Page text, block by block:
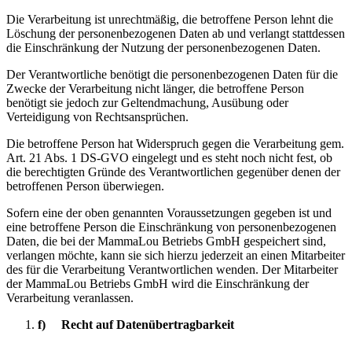
Die Verarbeitung ist unrechtmäßig, die betroffene Person lehnt die
Löschung der personenbezogenen Daten ab und verlangt stattdessen
die Einschränkung der Nutzung der personenbezogenen Daten.
Der Verantwortliche benötigt die personenbezogenen Daten für die
Zwecke der Verarbeitung nicht länger, die betroffene Person
benötigt sie jedoch zur Geltendmachung, Ausübung oder
Verteidigung von Rechtsansprüchen.
Die betroffene Person hat Widerspruch gegen die Verarbeitung gem.
Art. 21 Abs. 1 DS-GVO eingelegt und es steht noch nicht fest, ob
die berechtigten Gründe des Verantwortlichen gegenüber denen der
betroffenen Person überwiegen.
Sofern eine der oben genannten Voraussetzungen gegeben ist und
eine betroffene Person die Einschränkung von personenbezogenen
Daten, die bei der MammaLou Betriebs GmbH gespeichert sind,
verlangen möchte, kann sie sich hierzu jederzeit an einen Mitarbeiter
des für die Verarbeitung Verantwortlichen wenden. Der Mitarbeiter
der MammaLou Betriebs GmbH wird die Einschränkung der
Verarbeitung veranlassen.
f) Recht auf Datenübertragbarkeit